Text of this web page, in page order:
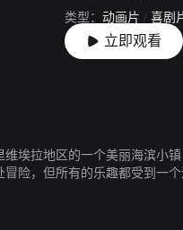
类型： 动画片 / 喜剧
上映： 2021-08-20
立即观看
维埃拉地区的一个美丽海滨小
冒险，但所有的乐趣都受到一